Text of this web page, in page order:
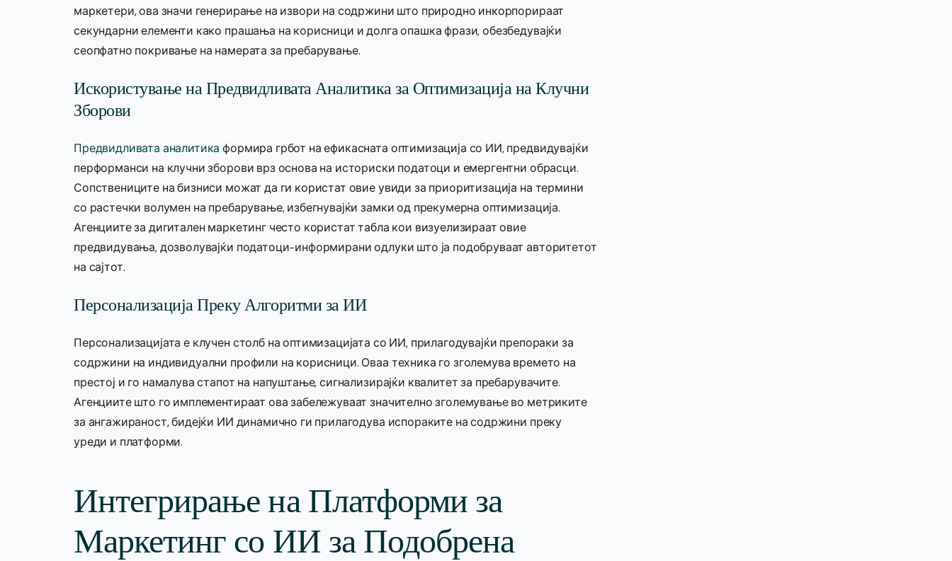
маркетери, ова значи генерирање на извори на содржини што природно инкорпорираат
секундарни елементи како прашања на корисници и долга опашка фрази, обезбедувајќи
сеопфатно покривање на намерата за пребарување.
Искористување на Предвидливата Аналитика за Оптимизација на Клучни
Зборови
Предвидливата аналитика формира грбот на ефикасната оптимизација со ИИ, предвидувајќи
перформанси на клучни зборови врз основа на историски податоци и емергентни обрасци.
Сопствениците на бизниси можат да ги користат овие увиди за приоритизација на термини
со растечки волумен на пребарување, избегнувајќи замки од прекумерна оптимизација.
Агенциите за дигитален маркетинг често користат табла кои визуелизираат овие
предвидувања, дозволувајќи податоци-информирани одлуки што ја подобруваат авторитетот
на сајтот.
Персонализација Преку Алгоритми за ИИ
Персонализацијата е клучен столб на оптимизацијата со ИИ, прилагодувајќи препораки за
содржини на индивидуални профили на корисници. Оваа техника го зголемува времето на
престој и го намалува стапот на напуштање, сигнализирајќи квалитет за пребарувачите.
Агенциите што го имплементираат ова забележуваат значително зголемување во метриките
за ангажираност, бидејќи ИИ динамично ги прилагодува испораките на содржини преку
уреди и платформи.
Интегрирање на Платформи за
Маркетинг со ИИ за Подобрена